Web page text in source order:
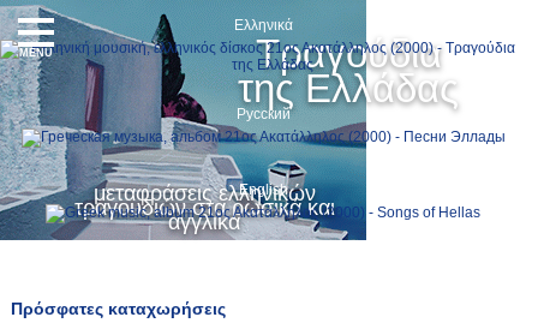
Τραγούδια
της Ελλάδας
μεταφράσεις ελληνικών
τραγουδιών στα ρωσικά και
αγγλικά
Ελληνικά
Русский
English
MENU
Πρόσφατες καταχωρήσεις